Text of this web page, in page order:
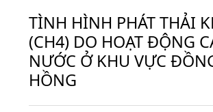
TÌNH HÌNH PHÁT THẢI
(CH4) DO HOẠT ĐỘNG
NƯỚC Ở KHU VỰC
HỒNG